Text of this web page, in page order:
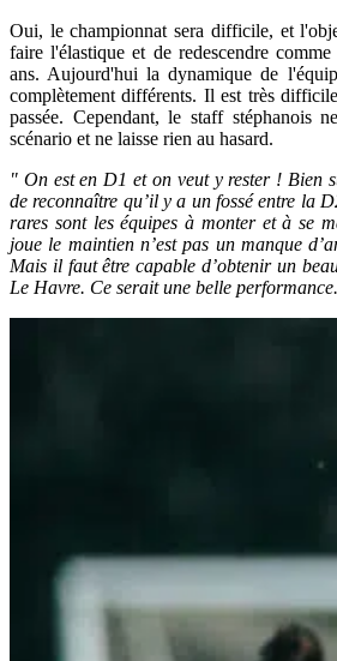
Oui, le championnat sera difficile, et
faire l'élastique et de redescendre
ans. Aujourd'hui la dynamique de
complètement différents. Il est très
passée. Cependant, le staff stéphanois
scénario et ne laisse rien au hasard.
" On est en D1 et on veut y rester ! Bien
de reconnaître qu’il y a un fossé entre la
rares sont les équipes à monter et à se
joue le maintien n’est pas un manque
Mais il faut être capable d’obtenir un
Le Havre. Ce serait une belle